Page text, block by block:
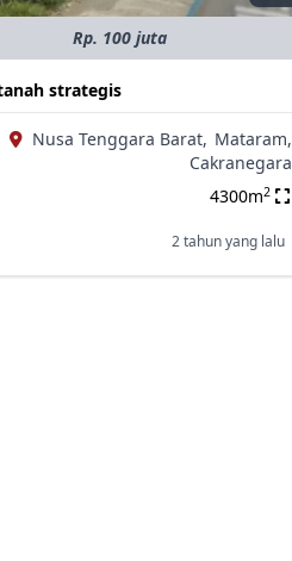
Rp. 100 juta
strategis
Nusa Tenggara Barat, Mataram,
Cakranegara
4300m2
2 tahun yang lalu